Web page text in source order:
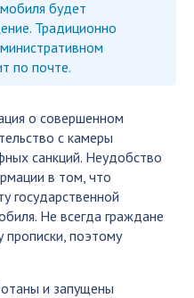
будет
Традиционно
по почте.
о совершенном
с камеры
санкций. Неудобство
в том, что
государственной
Не всегда граждане
прописки, поэтому
и запущены